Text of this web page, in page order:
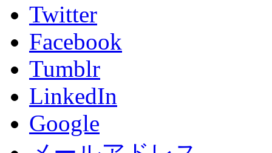
Twitter
Facebook
Tumblr
LinkedIn
Google